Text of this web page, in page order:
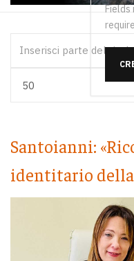
Fields
Santoianni:
identitario della